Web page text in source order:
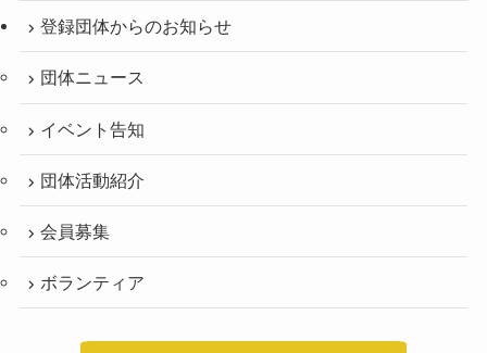
登録団体からのお知らせ
団体ニュース
イベント告知
団体活動紹介
会員募集
ボランティア